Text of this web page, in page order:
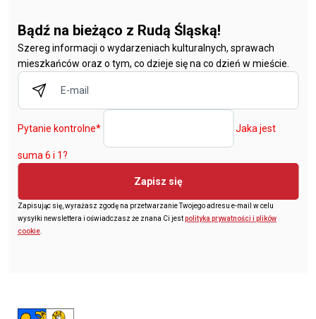
Bądź na bieżąco z Rudą Śląską!
Szereg informacji o wydarzeniach kulturalnych, sprawach
mieszkańców oraz o tym, co dzieje się na co dzień w mieście.
Pytanie kontrolne* Jaka jest
suma 6 i 1?
Zapisz się
Zapisując się, wyrażasz zgodę na przetwarzanie Twojego adresu e-mail w celu
wysyłki newslettera i oświadczasz że znana Ci jestpolityka prywatności i plików
cookie